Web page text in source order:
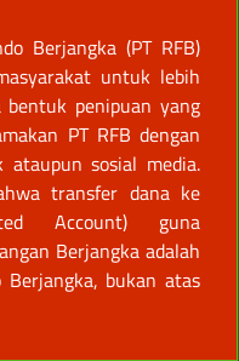
Berjangka (PT RFB)
untuk lebih
penipuan yang
PT RFB dengan
ataupun sosial media.
transfer dana ke
Account) guna
Berjangka adalah
bukan atas